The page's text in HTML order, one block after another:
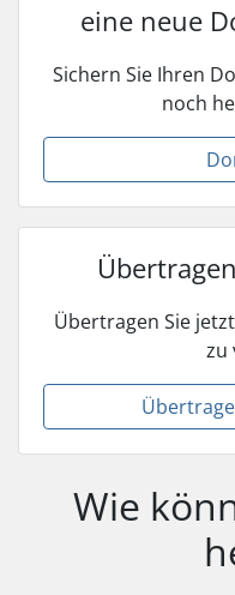
eine neue
Sichern Sie Ihren
noch
Übertragen Sie
zu
Wie